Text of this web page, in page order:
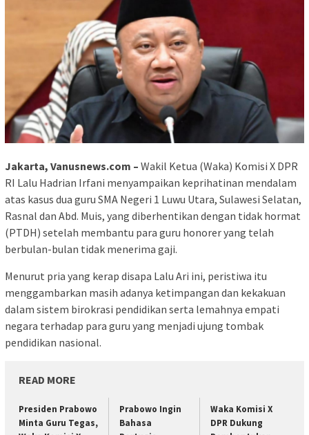
Jakarta, Vanusnews.com – Wakil Ketua (Waka) Komisi X DPR
RI Lalu Hadrian Irfani menyampaikan keprihatinan mendalam
atas kasus dua guru SMA Negeri 1 Luwu Utara, Sulawesi Selatan,
Rasnal dan Abd. Muis, yang diberhentikan dengan tidak hormat
(PTDH) setelah membantu para guru honorer yang telah
berbulan-bulan tidak menerima gaji.
Menurut pria yang kerap disapa Lalu Ari ini, peristiwa itu
menggambarkan masih adanya ketimpangan dan kekakuan
dalam sistem birokrasi pendidikan serta lemahnya empati
negara terhadap para guru yang menjadi ujung tombak
pendidikan nasional.
READ MORE
Presiden Prabowo
Minta Guru Tegas,
Prabowo Ingin
Bahasa
Waka Komisi X
DPR Dukung